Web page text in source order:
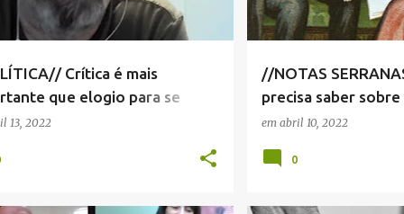
Crítica é mais
que elogio para se
política pública, diz
13, 2022
//NOTAS
precisa saber sobre
em abril 10, 2022
0